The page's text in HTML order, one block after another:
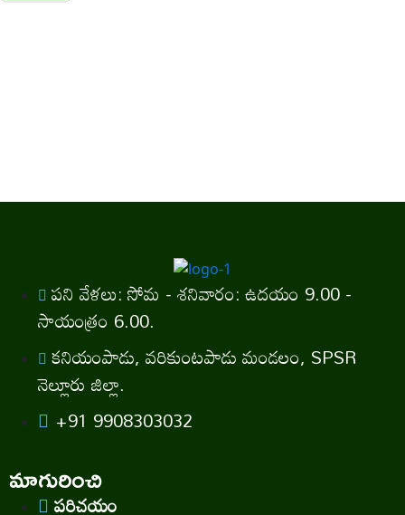
పని వేళలు: సోమ - శనివారం: ఉదయం 9.00 -
సాయంత్రం 6.00.
కనియంపాడు, వరికుంటపాడు మండలం, SPSR
నెల్లూరు జిల్లా.
+91 9908303032
మాగురించి
పరిచయం